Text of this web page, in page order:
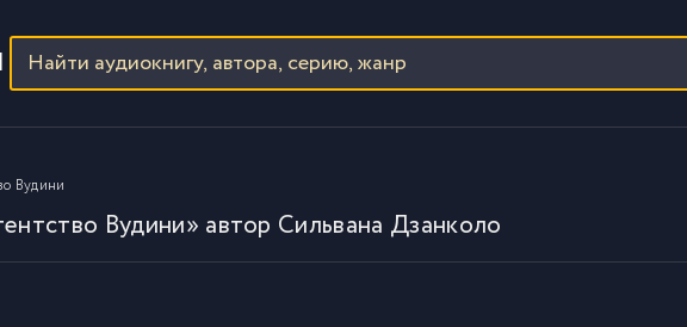
Вудини
Вудини» автор Сильвана Дзанколо